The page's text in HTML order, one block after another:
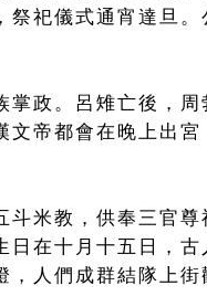
祀儀式通宵達旦
政。呂雉亡後，
帝都會在晚上出
米教，供奉三官
在十月十五日，
人們成群結隊上街